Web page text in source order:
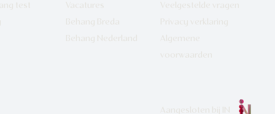
test
Vacatures
Behang Breda
Behang Nederland
Veelgestelde vragen
Privacy verklaring
Algemene
voorwaarden
Aangesloten bij